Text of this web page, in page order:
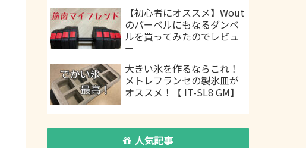
【初心者にオススメ】Wout
のバーベルにもなるダンベ
ルを買ってみたのでレビュ
ー
大きい氷を作るならこれ！
メトレフランセの製氷皿が
オススメ！【 IT-SL8 GM】
人気記事